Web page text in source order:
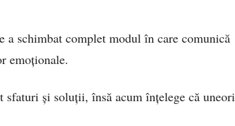
a schimbat complet modul în care comunică
emoționale.
sfaturi și soluții, însă acum înțelege că uneori